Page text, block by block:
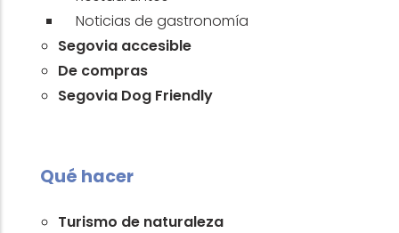
Noticias de gastronomía
Segovia accesible
De compras
Segovia Dog Friendly
Qué hacer
Turismo de naturaleza